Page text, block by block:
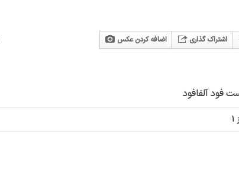
اضافه کردن عکس اشتراک گذاری
فود آلفافود